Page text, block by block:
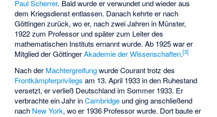
Paul Scherrer. Bald wurde er verwundet und wieder aus
dem Kriegsdienst entlassen. Danach kehrte er nach
Göttingen zurück, wo er, nach zwei Jahren in Münster,
1922 zum Professor und später zum Leiter des
mathematischen Instituts ernannt wurde. Ab 1925 war er
Mitglied der GöttingerAkademie der Wissenschaften.[3]
Nach der Machtergreifungwurde Courant trotz des
Frontkämpferprivilegs am 13. April 1933 in den Ruhestand
versetzt, er verließ Deutschland im Sommer 1933. Er
verbrachte ein Jahr inCambridge und ging anschließend
nach New York, wo er 1936 Professor wurde. Dort baute er